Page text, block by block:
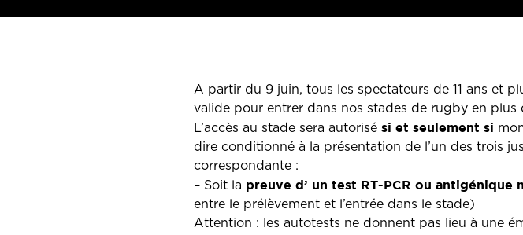
A partir du 9 juin, tous les spectateurs de 11 ans et
valide pour entrer dans nos stades de rugby en plus
L’accès au stade sera autorisé si et seulement si
dire conditionné à la présentation de l’un des trois
correspondante :
– Soit la preuve d’ un test RT-PCR ou antigénique
entre le prélèvement et l’entrée dans le stade)
Attention : les autotests ne donnent pas lieu à une